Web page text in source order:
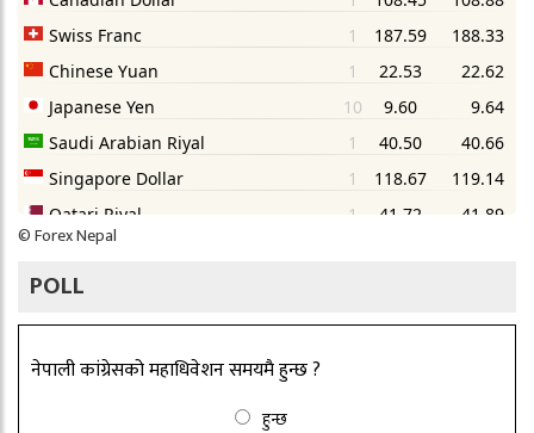
©Forex Nepal
POLL
नेपाली कांग्रेसको महाधिवेशन समयमै हुन्छ ?
हुन्छ